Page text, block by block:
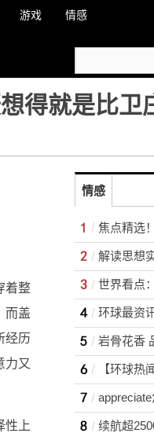
游戏 情感
得就是比卫
着整
而盖
经历
力又
性上
情感
焦点精选
世界看点
环球最资